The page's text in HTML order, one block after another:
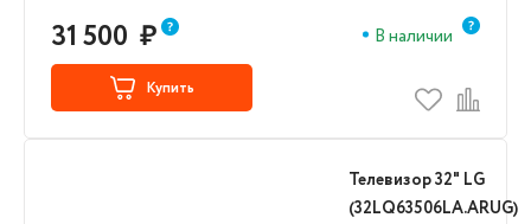
31 500 ₽ В наличии
Купить
Телевизор 32" LG
(32LQ63506LA.ARUG)